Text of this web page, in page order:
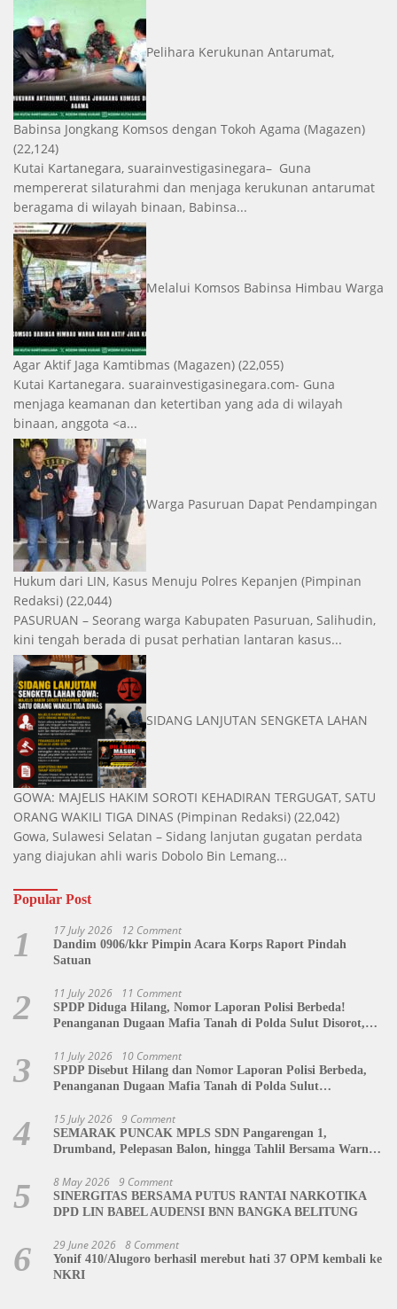
Pelihara Kerukunan Antarumat,
Babinsa Jongkang Komsos dengan Tokoh Agama (Magazen)
(22,124)
Kutai Kartanegara, suarainvestigasinegara– Guna
mempererat silaturahmi dan menjaga kerukunan antarumat
beragama di wilayah binaan, Babinsa...
Melalui Komsos Babinsa Himbau Warga
Agar Aktif Jaga Kamtibmas (Magazen) (22,055)
Kutai Kartanegara. suarainvestigasinegara.com- Guna
menjaga keamanan dan ketertiban yang ada di wilayah
binaan, anggota <a...
Warga Pasuruan Dapat Pendampingan
Hukum dari LIN, Kasus Menuju Polres Kepanjen (Pimpinan
Redaksi) (22,044)
PASURUAN – Seorang warga Kabupaten Pasuruan, Salihudin,
kini tengah berada di pusat perhatian lantaran kasus...
SIDANG LANJUTAN SENGKETA LAHAN
GOWA: MAJELIS HAKIM SOROTI KEHADIRAN TERGUGAT, SATU
ORANG WAKILI TIGA DINAS (Pimpinan Redaksi) (22,042)
Gowa, Sulawesi Selatan – Sidang lanjutan gugatan perdata
yang diajukan ahli waris Dobolo Bin Lemang...
Popular Post
1 17 July 2026 12 Comment
Dandim 0906/kkr Pimpin Acara Korps Raport Pindah
Satuan
2 11 July 2026 11 Comment
SPDP Diduga Hilang, Nomor Laporan Polisi Berbeda!
Penanganan Dugaan Mafia Tanah di Polda Sulut Disorot,
3 11 July 2026 10 Comment
SPDP Disebut Hilang dan Nomor Laporan Polisi Berbeda,
Penanganan Dugaan Mafia Tanah di Polda Sulut
4 15 July 2026 9 Comment
SEMARAK PUNCAK MPLS SDN Pangarengan 1,
Drumband, Pelepasan Balon, hingga Tahlil Bersama Warnai
5 8 May 2026 9 Comment
SINERGITAS BERSAMA PUTUS RANTAI NARKOTIKA
DPD LIN BABEL AUDENSI BNN BANGKA BELITUNG
6 29 June 2026 8 Comment
Yonif 410/Alugoro berhasil merebut hati 37 OPM kembali ke
NKRI